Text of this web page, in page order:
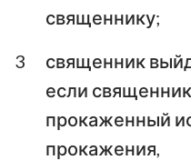
Плач Иеремии
Даниил
священнику;
3
священник
если
прокаженный
прокажения,